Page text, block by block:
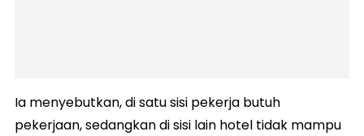
Ia menyebutkan, di satu sisi pekerja butuh
pekerjaan, sedangkan di sisi lain hotel tidak mampu